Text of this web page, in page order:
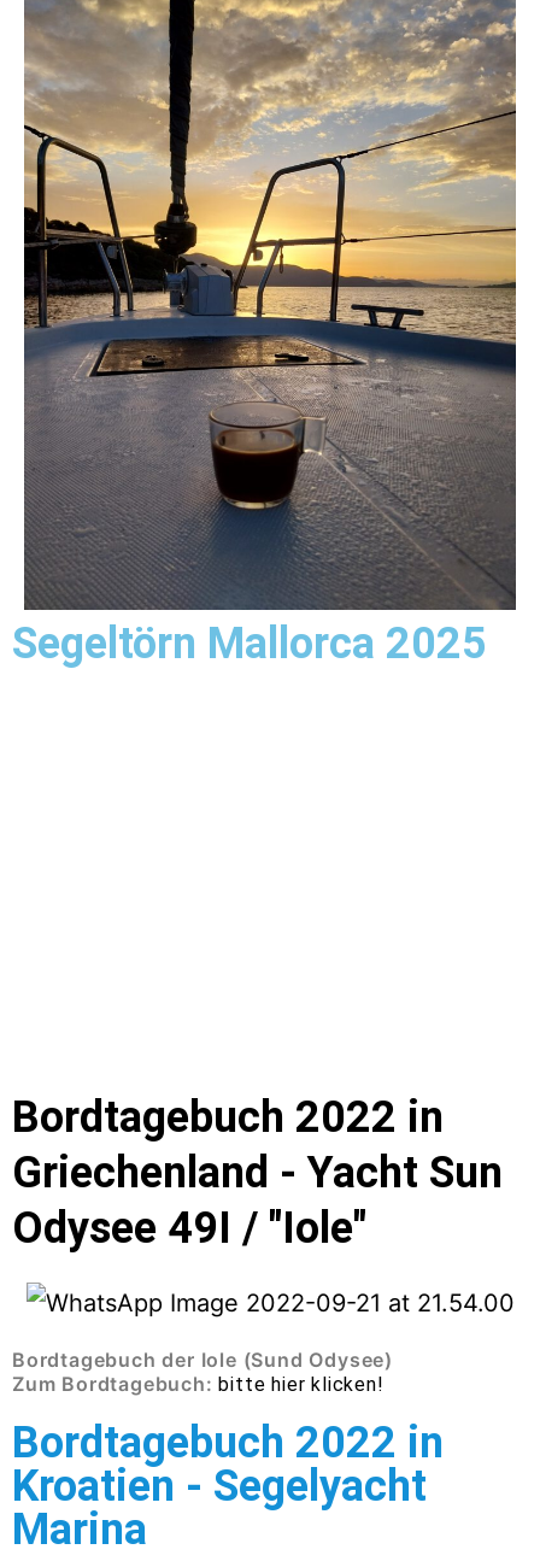
Segeltörn Mallorca 2025
Bordtagebuch 2022 in
Griechenland - Yacht Sun
Odysee 49I / "Iole"
Bordtagebuch der Iole (Sund Odysee)
Zum Bordtagebuch:bitte hier klicken!
Bordtagebuch 2022 in
Kroatien - Segelyacht
Marina